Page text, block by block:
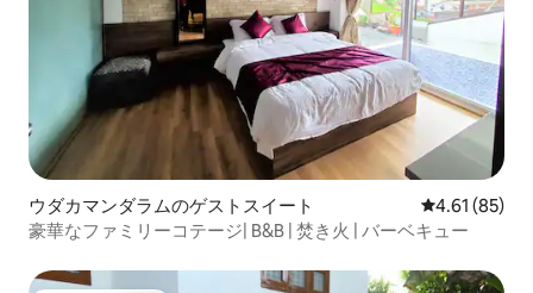
ウダカマンダラムのゲストスイート レビュー85
4.61 (85)
豪華なファミリーコテージ| B&B | 焚き火 | バーベキュー